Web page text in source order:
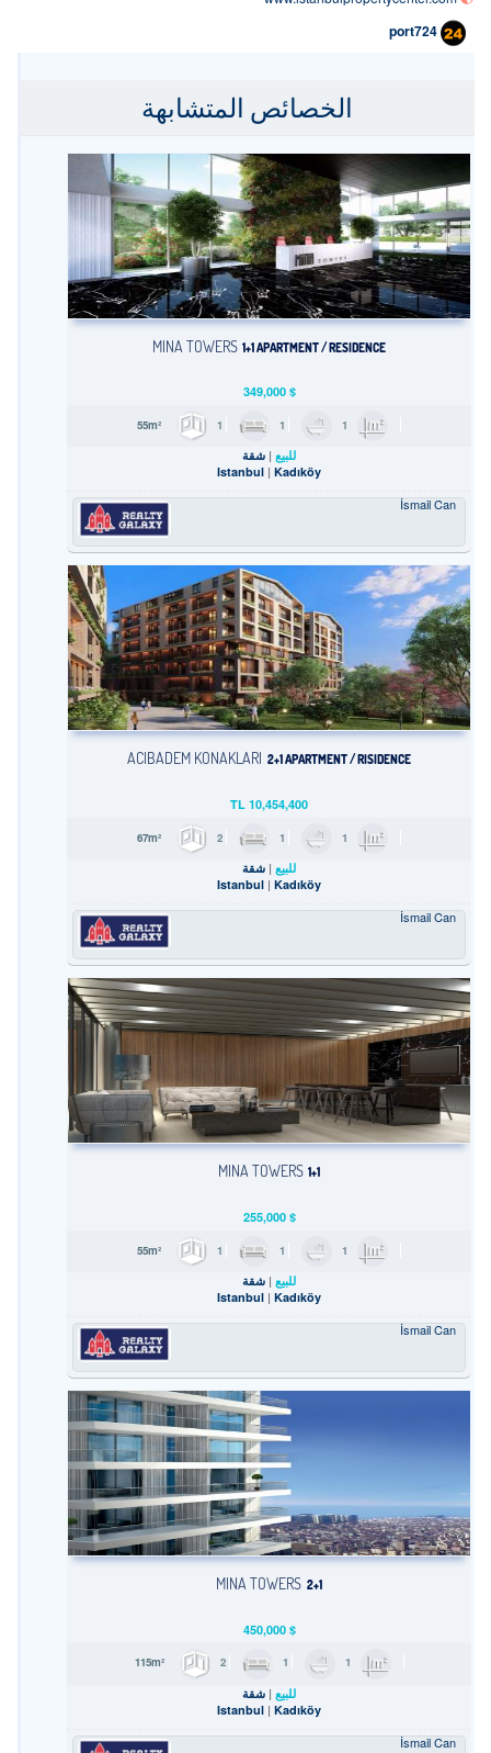
port724
الخصائص المتشابهة
MİNA TOWERS 1+1 APARTMENT / RESIDENCE
$
349,000
1 1 1
للبيع شقة
Istanbul Kadıköy
İsmail Can
ACIBADEM KONAKLARI 2+1 APARTMENT / RISIDENCE
TL 10,454,400
2 1 1
للبيع شقة
Istanbul Kadıköy
İsmail Can
MINA TOWERS 1+1
$
255,000
1 1 1
للبيع شقة
Istanbul Kadıköy
İsmail Can
MINA TOWERS 2+1
$
450,000
2 1 1
للبيع
شقة
Istanbul Kadıköy
İsmail Can